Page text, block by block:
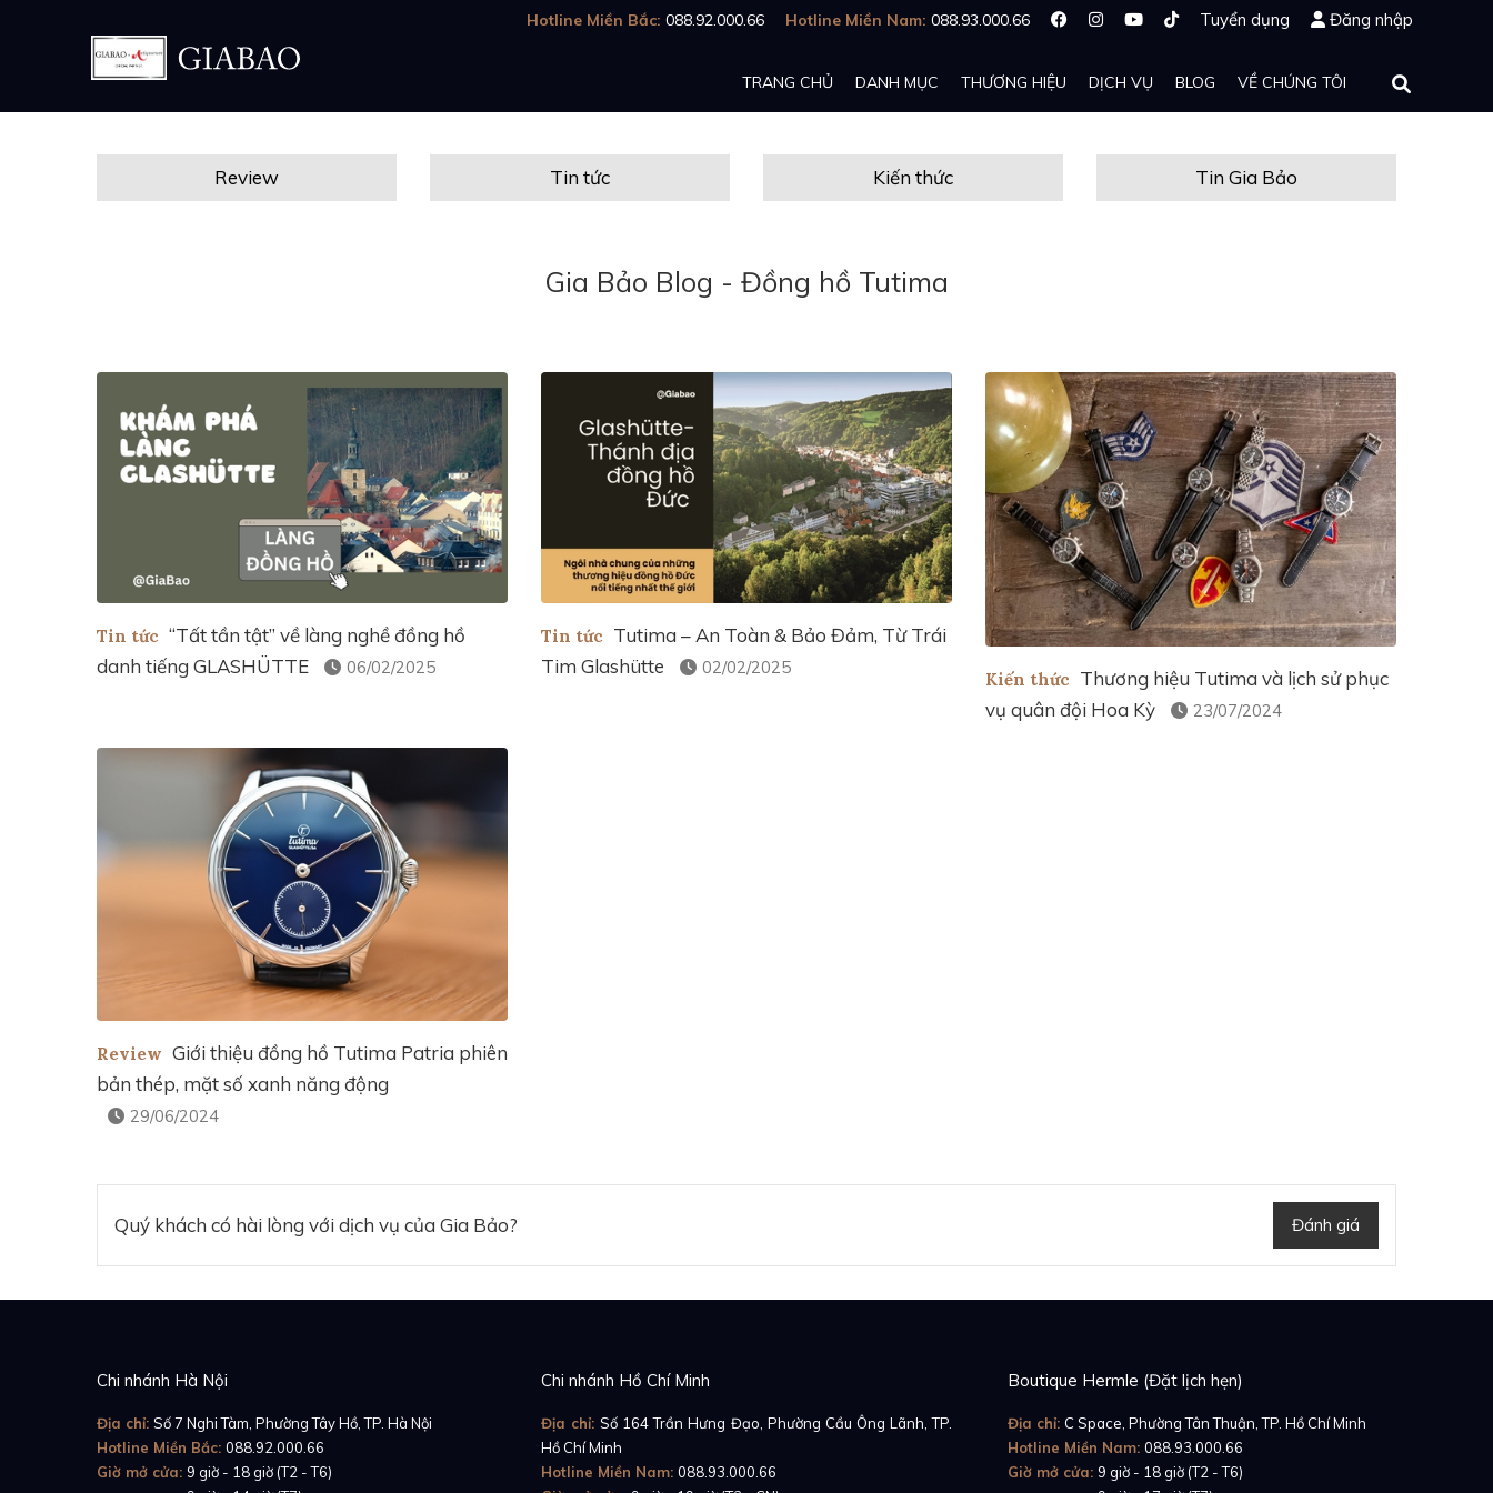
Hotline Miền Bắc: 088.92.000.66 Hotline Miền Nam: 088.93.000.66 Tuyển dụng Đăng nhập
TRANG CHỦ DANH MỤC THƯƠNG HIỆU DỊCH VỤ BLOG VỀ CHÚNG TÔI
Review Tin tức Kiến thức Tin Gia Bảo
Gia Bảo Blog - Đồng hồ Tutima
Tin tức “Tất tần tật” về làng nghề đồng hồ
danh tiếng GLASHÜTTE
06/02/2025
Tin tức Tutima – An Toàn & Bảo Đảm, Từ Trái
Tim Glashütte
02/02/2025
Kiến thức Thương hiệu Tutima và lịch sử phục
vụ quân đội Hoa Kỳ
23/07/2024
Review Giới thiệu đồng hồ Tutima Patria phiên
bản thép, mặt số xanh năng động
29/06/2024
Quý khách có hài lòng với dịch vụ của Gia Bảo? Đánh giá
Chi nhánh Hà Nội
Địa chỉ: Số 7 Nghi Tàm, Phường Tây Hồ, TP. Hà Nội
Hotline Miền Bắc: 088.92.000.66
Giờ mở cửa: 9 giờ - 18 giờ (T2 - T6)
Chi nhánh Hồ Chí Minh
Địa chỉ:Số 164 Trần Hưng Đạo, Phường Cầu Ông Lãnh, TP.
Hồ Chí Minh
Hotline Miền Nam: 088.93.000.66
Boutique Hermle (Đặt lịch hẹn)
Địa chỉ: C Space, Phường Tân Thuận, TP. Hồ Chí Minh
Hotline Miền Nam: 088.93.000.66
Giờ mở cửa: 9 giờ - 18 giờ (T2 - T6)